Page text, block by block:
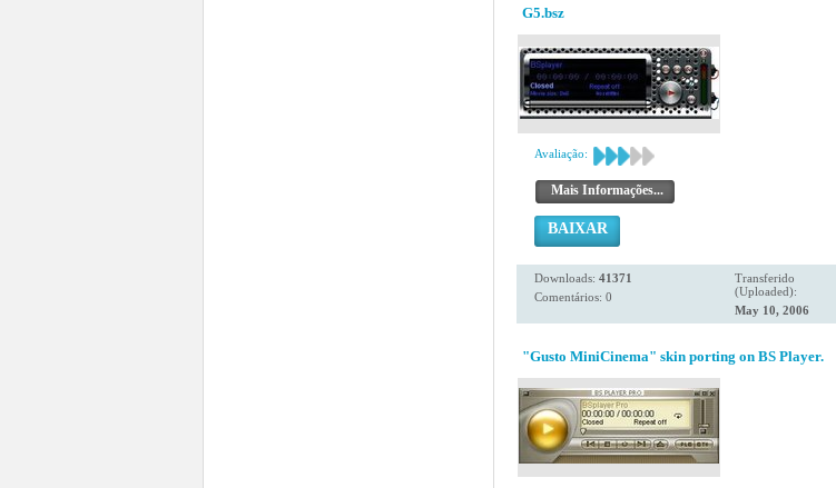
G5.bsz
Avaliação:
Mais Informações...
BAIXAR
Downloads: 41371
Comentários: 0
Transferido
(Uploaded):
May 10, 2006
"Gusto MiniCinema" skin porting on BS Player.